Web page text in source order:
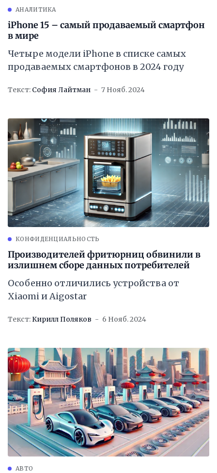
АНАЛИТИКА
iPhone 15 – самый продаваемый смартфон
в мире
Четыре модели iPhone в списке самых
продаваемых смартфонов в 2024 году
Текст: София Лайтман 7 Нояб. 2024
КОНФИДЕНЦИАЛЬНОСТЬ
Производителей фритюрниц обвинили в
излишнем сборе данных потребителей
Особенно отличились устройства от
Xiaomi и Aigostar
Текст: Кирилл Поляков 6 Нояб. 2024
АВТО